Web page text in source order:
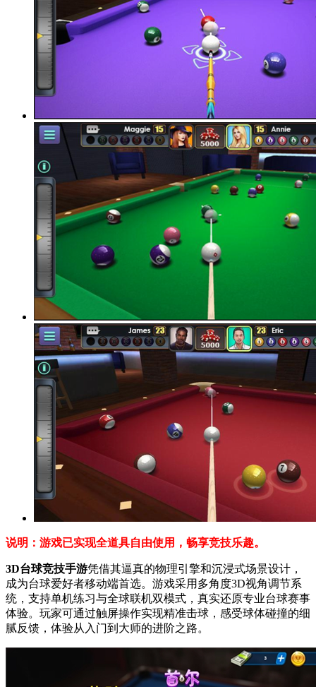
说明：游戏已实现全道具自由使用，畅享竞技乐趣。
3D台球竞技手游凭借其逼真的物理引擎和沉浸式场景设计，
成为台球爱好者移动端首选。游戏采用多角度3D视角调节系
统，支持单机练习与全球联机双模式，真实还原专业台球赛事
体验。玩家可通过触屏操作实现精准击球，感受球体碰撞的细
腻反馈，体验从入门到大师的进阶之路。